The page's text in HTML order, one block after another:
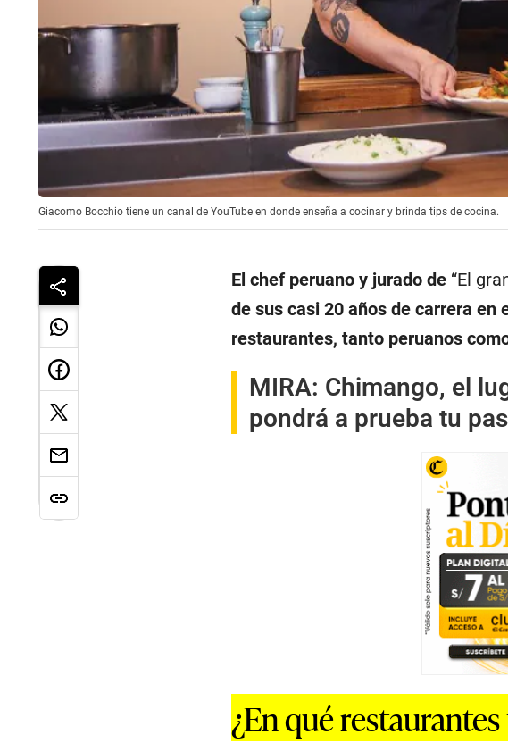
Giacomo Bocchio tiene un canal de YouTube en donde enseña a cocinar y brinda tips de cocina.
El chef peruano y jurado de “El
de sus casi 20 años de carrera en
restaurantes, tanto peruanos
MIRA: Chimango, el
pondrá a prueba tu
¿En qué